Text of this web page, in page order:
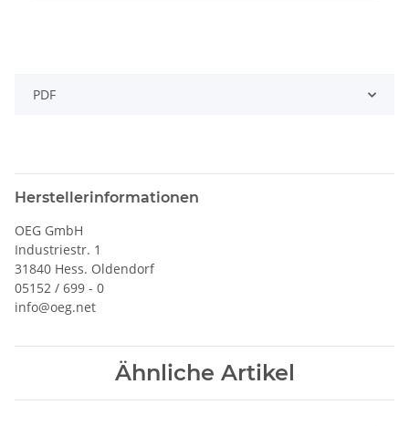
PDF
Herstellerinformationen
OEG GmbH
Industriestr. 1
31840 Hess. Oldendorf
05152 / 699 - 0
info@oeg.net
Ähnliche Artikel